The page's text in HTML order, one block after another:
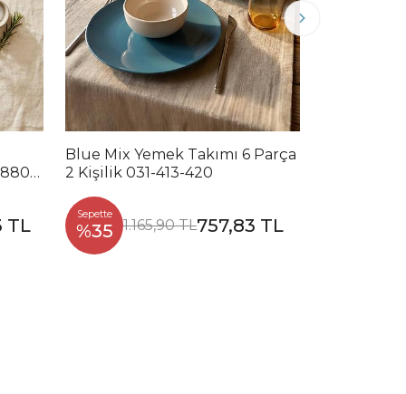
TL
Blue Mix Yemek Takımı 6 Parça
2 Kişilik 031-413-420
Sepette
%35 1.165,90 TL757,83 TL